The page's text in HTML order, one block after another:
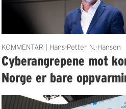
KOMMENTAR | Hans-Petter N.-Hansen
Cyberangrepene mot
Norge er bare